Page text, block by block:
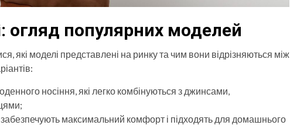
огляд популярних моделей
які моделі представлені на ринку та чим вони відрізняються між
носіння, які легко комбінуються з джинсами,
максимальний комфорт і підходять для домашнього